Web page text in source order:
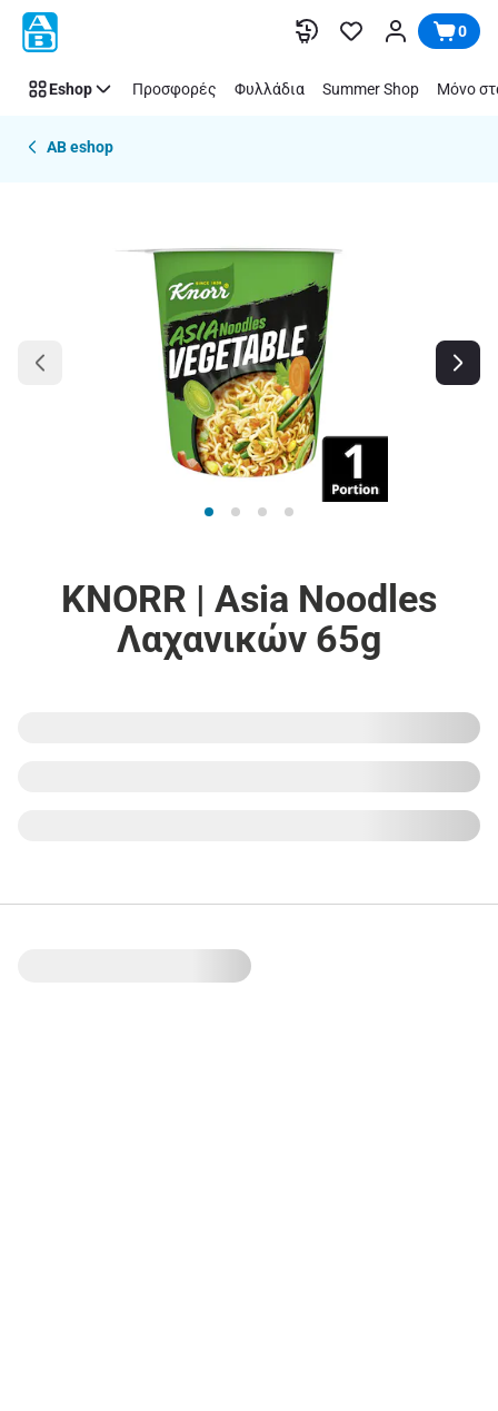
Παράλειψη 0
Eshop Προσφορές Φυλλάδια Summer Shop Μόνο
AB eshop
KNORR | Asia Noodles
Λαχανικών 65g